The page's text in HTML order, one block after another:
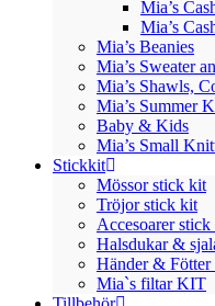
Mia’s
Mia’s
Mia’s Beanies
Mia’s Sweater
Mia’s Shawls,
Mia’s Summer
Baby & Kids
Mia’s Small
Stickkit
Mössor stick kit
Tröjor stick kit
Accesoarer
Halsdukar &
Händer &
Mia`s filtar KIT